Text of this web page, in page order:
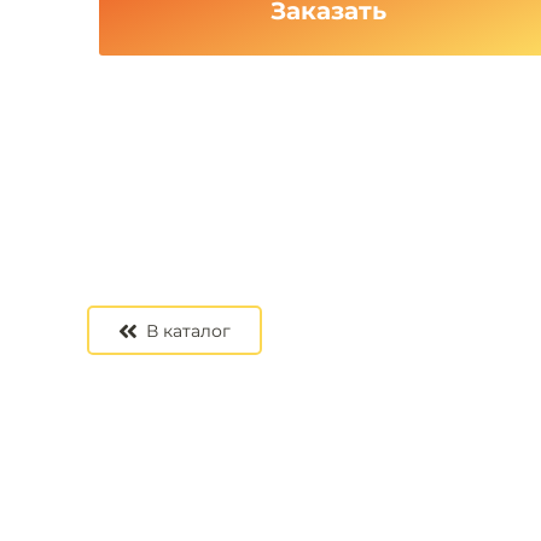
Заказать
В каталог